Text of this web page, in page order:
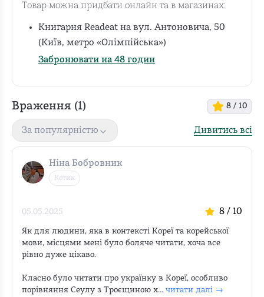
Товар можна придбати онлайн та в магазинах:
Книгарня Readeat на вул. Антоновича, 50
(Київ, метро «Олімпійська»)
Забронювати на 48 годин
Враження (1) 8 / 10
За популярністю Дивитись всі
Ніна Бобровник
Котик
05.05.2025 8 / 10
Як для людини, яка в контексті Кореї та корейської
мови, місцями мені було боляче читати, хоча все
рівно дуже цікаво.
Класно було читати про українку в Кореї, особливо
порівняння Сеулу з Троєщиною х... читати далі →